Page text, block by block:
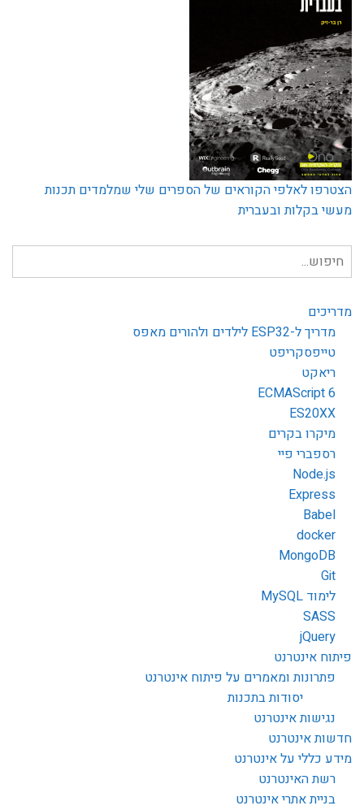
הצטרפו לאלפי הקוראים של הספרים שלי שמלמדים תכנות
מעשי בקלות ובעברית
חיפוש
עבור:
מדריכים
מדריך ל-ESP32 לילדים ולהורים מאפס
טייפסקריפט
ריאקט
ECMAScript 6
ES20XX
מיקרו בקרים
רספברי פיי
Node.js
Express
Babel
docker
MongoDB
Git
לימוד MySQL
SASS
jQuery
פיתוח אינטרנט
פתרונות ומאמרים על פיתוח אינטרנט
יסודות בתכנות
נגישות אינטרנט
חדשות אינטרנט
מידע כללי על אינטרנט
רשת האינטרנט
בניית אתרי אינטרנט